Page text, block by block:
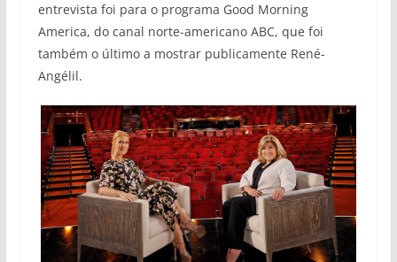
entrevista foi para o programa Good Morning
America, do canal norte-americano ABC, que foi
também o último a mostrar publicamente René-
Angélil.